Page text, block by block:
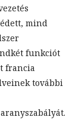
mind
funkciót
francia
további